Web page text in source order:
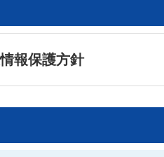
報保護方針